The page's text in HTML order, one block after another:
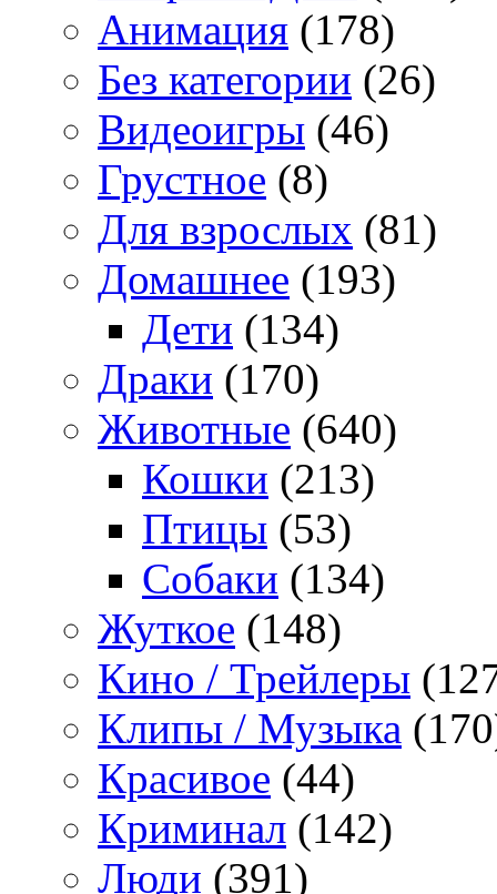
Анимация (178)
Без категории (26)
Видеоигры (46)
Грустное (8)
Для взрослых (81)
Домашнее (193)
Дети (134)
Драки (170)
Животные (640)
Кошки (213)
Птицы (53)
Собаки (134)
Жуткое (148)
Кино / Трейлеры
Клипы / Музыка
Красивое (44)
Криминал (142)
Люди (391)